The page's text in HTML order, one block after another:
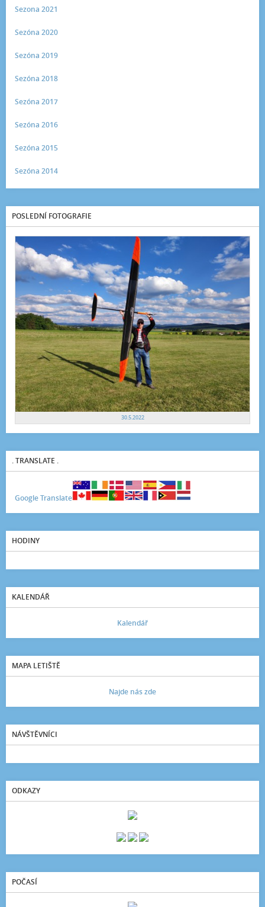
Sezona 2021
Sezóna 2020
Sezóna 2019
Sezóna 2018
Sezóna 2017
Sezóna 2016
Sezóna 2015
Sezóna 2014
POSLEDNÍ FOTOGRAFIE
30.5.2022
. TRANSLATE .
Google Translate
HODINY
KALENDÁŘ
Kalendář
MAPA LETIŠTĚ
Najde nás zde
NÁVŠTĚVNÍCI
ODKAZY
POČASÍ